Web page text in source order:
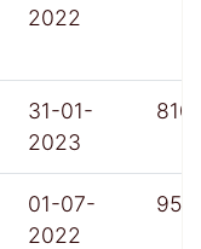
2022
31-01-
2023
810
01-07-
2022
951